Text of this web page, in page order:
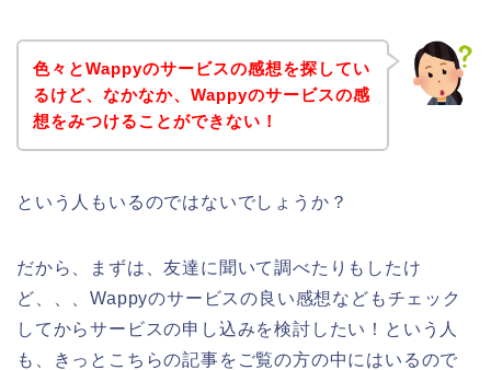
色々とWappyのサービスの感想を探してい
るけど、なかなか、Wappyのサービスの感
想をみつけることができない！
という人もいるのではないでしょうか？
だから、まずは、友達に聞いて調べたりもしたけ
ど、、、Wappyのサービスの良い感想などもチェック
してからサービスの申し込みを検討したい！という人
も、きっとこちらの記事をご覧の方の中にはいるので